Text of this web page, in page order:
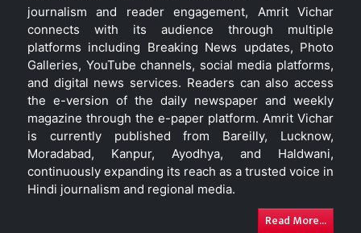
journalism and reader engagement, Amrit Vichar
connects with its audience through multiple
platforms including Breaking News updates, Photo
Galleries, YouTube channels, social media platforms,
and digital news services. Readers can also access
the e-version of the daily newspaper and weekly
magazine through the e-paper platform. Amrit Vichar
is currently published from Bareilly, Lucknow,
Moradabad, Kanpur, Ayodhya, and Haldwani,
continuously expanding its reach as a trusted voice in
Hindi journalism and regional media.
Read More...